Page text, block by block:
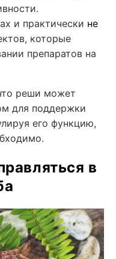
и практически не
которые
препаратов на
реши может
для поддержки
его функцию,
в